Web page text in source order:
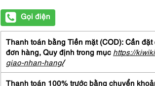
Gọi điện
Thanh toán bằng Tiền mặt (COD): Cần
đơn hàng, Quy định trong mục https://
giao-nhan-hang/
Thanh toán 100% trước bằng chuyển